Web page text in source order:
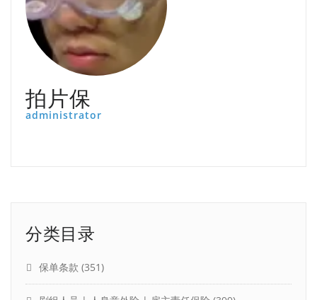
拍片保
administrator
分类目录
保单条款 (351)